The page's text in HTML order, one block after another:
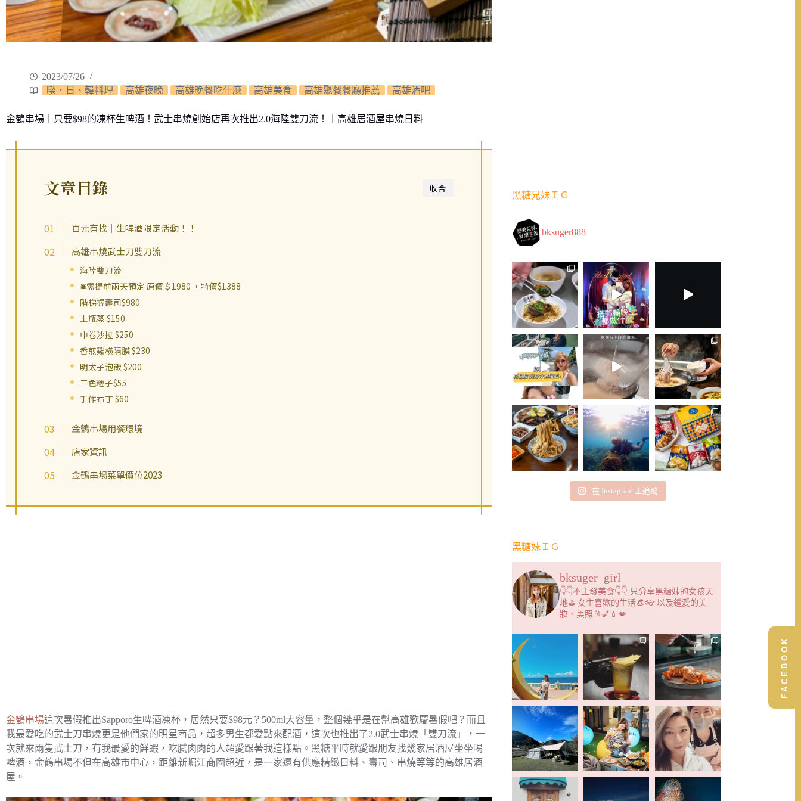
2023/07/26
喫．日、韓料理
高雄夜晚 高雄晚餐吃什麼 高雄美食 高雄聚餐餐廳推薦 高雄酒吧
金鶴串場｜只要$98的凍杯生啤酒！武士串燒創始店再次推出2.0海陸雙刀流！｜高雄居酒屋串燒日料
收合
文章目錄
百元有找｜生啤酒限定活動！！
高雄串燒武士刀雙刀流
海陸雙刀流
🛎需提前兩天預定 原價＄1980 ，特價$1388
階梯握壽司$980
土瓶蒸 $150
中卷沙拉 $250
香煎雞橫隔膜 $230
明太子泡飯 $200
三色糰子$55
手作布丁 $60
金鶴串場用餐環境
店家資訊
金鶴串場菜單價位2023
金鶴串場這次暑假推出Sapporo生啤酒凍杯，居然只要$98元？500ml大容量，整個幾乎是在幫高雄歡慶暑假吧？而且
我最愛吃的武士刀串燒更是他們家的明星商品，超多男生都愛點來配酒，這次也推出了2.0武士串燒「雙刀流」，一
次就來兩隻武士刀，有我最愛的鮮蝦，吃膩肉肉的人超愛跟著我這樣點。黑糖平時就愛跟朋友找幾家居酒屋坐坐喝
啤酒，金鶴串場不但在高雄市中心，距離新崛江商圈超近，是一家還有供應精緻日料、壽司、串燒等等的高雄居酒
屋。
黑糖兄妹ＩＧ
bksuger888
在 Instagram 上追蹤
黑糖妹ＩＧ
bksuger_girl
👇👇不主發美食👇👇 只分享黑糖妹的女孩天
地⛳️ 女生喜歡的生活👒👓 以及鍾愛的美
妝、美照🤳💅💄💋
FACEBOOK